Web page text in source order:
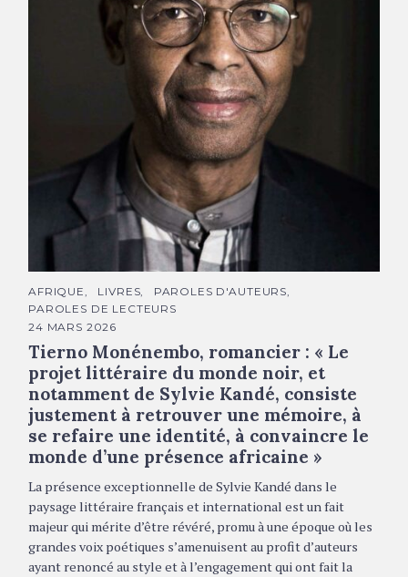
Thierno Monénenbo © Jean-Luc Bertini
C
T
É
O
R
I
E
S
AFRIQUE LIVRES
PAROLES D'AUTEURS
PAROLES DE LECTEURS
24 MARS 2026
Tierno Monénembo, romancier : « Le
projet littéraire du monde noir, et
notamment de Sylvie Kandé, consiste
justement à retrouver une mémoire, à
se refaire une identité, à convaincre le
monde d’une présence africaine »
La présence exceptionnelle de Sylvie Kandé dans le
paysage littéraire français et international est un fait
majeur qui mérite d’être révéré, promu à une époque où les
grandes voix poétiques s’amenuisent au profit d’auteurs
ayant renoncé au style et à l’engagement qui ont fait la